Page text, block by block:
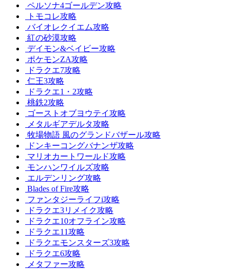
ペルソナ4ゴールデン攻略
トモコレ攻略
バイオレクイエム攻略
紅の砂漠攻略
デイモン&ベイビー攻略
ポケモンZA攻略
ドラクエ7攻略
仁王3攻略
ドラクエ1・2攻略
桃鉄2攻略
ゴーストオブヨウテイ攻略
メタルギアデルタ攻略
牧場物語 風のグランドバザール攻略
ドンキーコングバナンザ攻略
マリオカートワールド攻略
モンハンワイルズ攻略
エルデンリング攻略
Blades of Fire攻略
ファンタジーライフi攻略
ドラクエ3リメイク攻略
ドラクエ10オフライン攻略
ドラクエ11攻略
ドラクエモンスターズ3攻略
ドラクエ6攻略
メタファー攻略